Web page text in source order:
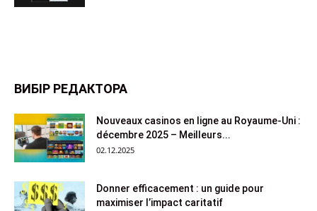
ВИБІР РЕДАКТОРА
Nouveaux casinos en ligne au Royaume-Uni :
décembre 2025 – Meilleurs...
02.12.2025
Donner efficacement : un guide pour
maximiser l’impact caritatif